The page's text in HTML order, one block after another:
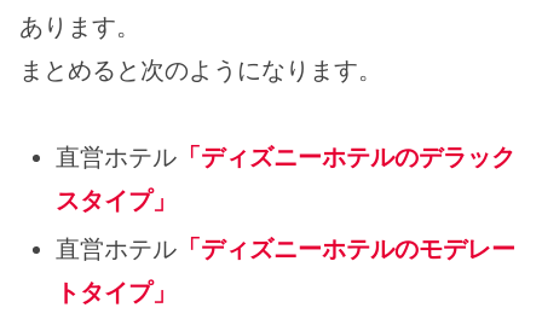
あります。
まとめると次のようになります。
直営ホテル 「ディズニーホテルのデラック
スタイプ」
直営ホテル 「ディズニーホテルのモデレー
トタイプ」